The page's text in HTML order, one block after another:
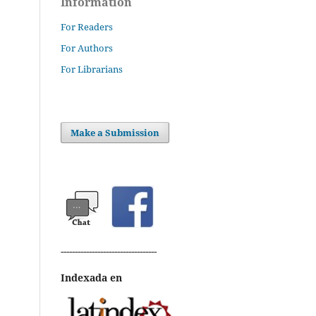
For Readers
For Authors
For Librarians
Make a Submission
----------------------------------
Indexada en